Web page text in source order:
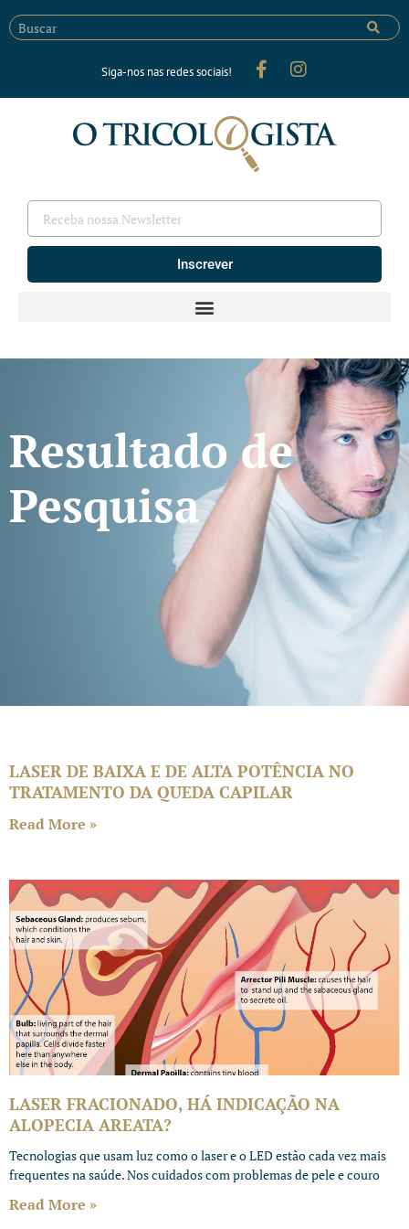
Siga-nos nas redes sociais!
Inscrever
Resultado de
Pesquisa
LASER DE BAIXA E DE ALTA POTÊNCIA NO
TRATAMENTO DA QUEDA CAPILAR
Read More »
LASER FRACIONADO, HÁ INDICAÇÃO NA
ALOPECIA AREATA?
Tecnologias que usam luz como o laser e o LED estão cada vez mais
frequentes na saúde. Nos cuidados com problemas de pele e couro
Read More »